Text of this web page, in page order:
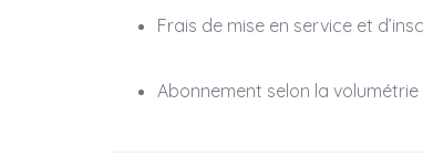
Frais de mise en service et
Abonnement selon la volumétrie